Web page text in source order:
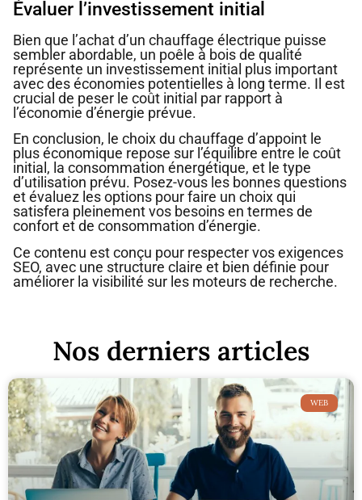
Évaluer l’investissement initial
Bien que l’achat d’un chauffage électrique puisse
sembler abordable, un poêle à bois de qualité
représente un investissement initial plus important
avec des économies potentielles à long terme. Il est
crucial de peser le coût initial par rapport à
l’économie d’énergie prévue.
En conclusion, le choix du chauffage d’appoint le
plus économique repose sur l’équilibre entre le coût
initial, la consommation énergétique, et le type
d’utilisation prévu. Posez-vous les bonnes questions
et évaluez les options pour faire un choix qui
satisfera pleinement vos besoins en termes de
confort et de consommation d’énergie.
Ce contenu est conçu pour respecter vos exigences
SEO, avec une structure claire et bien définie pour
améliorer la visibilité sur les moteurs de recherche.
Nos derniers articles
WEB